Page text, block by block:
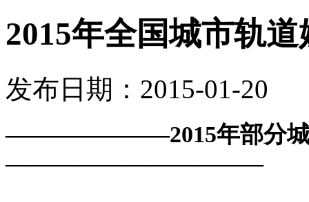
2015年全国城市轨
发布日期：2015-01-20
———————2015年部分
———————————